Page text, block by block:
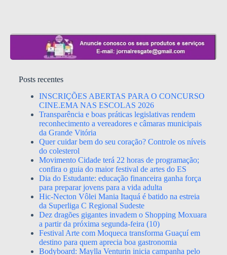
Posts recentes
INSCRIÇÕES ABERTAS PARA O CONCURSO
CINE.EMA NAS ESCOLAS 2026
Transparência e boas práticas legislativas rendem
reconhecimento a vereadores e câmaras municipais
da Grande Vitória
Quer cuidar bem do seu coração? Controle os níveis
do colesterol
Movimento Cidade terá 22 horas de programação;
confira o guia do maior festival de artes do ES
Dia do Estudante: educação financeira ganha força
para preparar jovens para a vida adulta
Hic-Necton Vôlei Mania Itaquá é batido na estreia
da Superliga C Regional Sudeste
Dez dragões gigantes invadem o Shopping Moxuara
a partir da próxima segunda-feira (10)
Festival Arte com Moqueca transforma Guaçuí em
destino para quem aprecia boa gastronomia
Bodyboard: Maylla Venturin inicia campanha pelo